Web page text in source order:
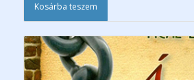
Kosárba teszem